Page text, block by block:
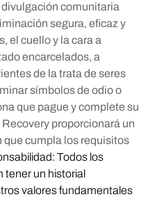
comunitaria
segura, eficaz y
el cuello y la cara a
encarcelados, a
de la trata de seres
símbolos de odio o
que pague y complete su
proporcionará un
cumpla los requisitos
Todos los
tener un historial
valores fundamentales